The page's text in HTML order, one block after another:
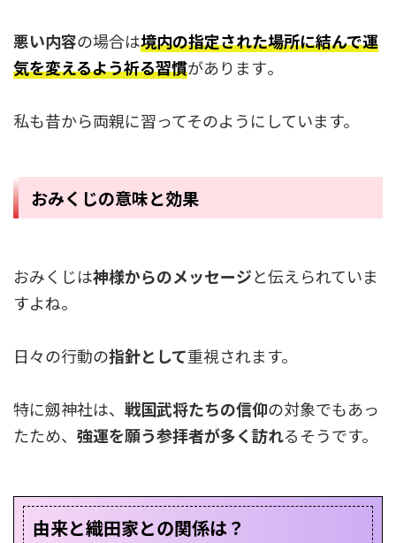
悪い内容の場合は境内の指定された場所に結んで運
気を変えるよう祈る習慣があります​。
私も昔から両親に習ってそのようにしています。
おみくじの意味と効果
おみくじは神様からのメッセージと伝えられていま
すよね。
日々の行動の指針として重視されます。
特に劔神社は、 戦国武将たちの信仰の対象でもあっ
たため、 強運を願う参拝者が多く訪れるそうです。​
由来と織田家との関係は？